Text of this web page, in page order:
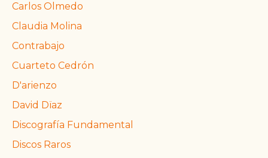
Carlos Olmedo
Claudia Molina
Contrabajo
Cuarteto Cedrón
D'arienzo
David Dïaz
Discografía Fundamental
Discos Raros